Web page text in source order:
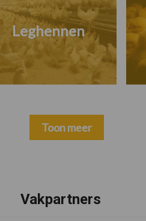
Leghennen
Toon meer
Vakpartners